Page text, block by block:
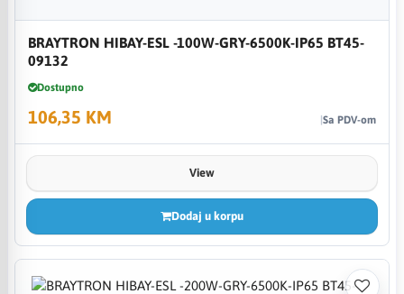
BRAYTRON HIBAY-ESL -100W-GRY-6500K-IP65 BT45-
09132
Dostupno
106,35 KM Sa PDV-om
View
Dodaj u korpu